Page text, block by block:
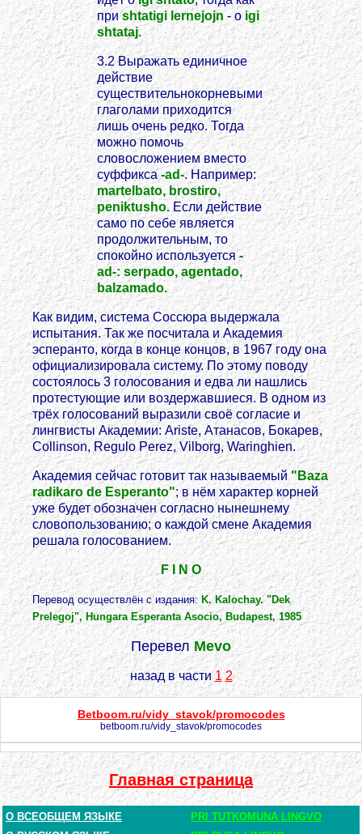
приshtatigi lernejojn- оigi
shtataj.
3.2 Выражать единичное
действие
существительнокорневыми
глаголами приходится
лишь очень редко. Тогда
можно помочь
словосложением вместо
суффикса-ad-. Например:
martelbato, brostiro,
peniktusho. Если действие
само по себе является
продолжительным, то
спокойно используется-
ad-: serpado, agentado,
balzamado.
Как видим, система Соссюра выдержала
испытания. Так же посчитала и Академия
эсперанто, когда в конце концов, в 1967 году она
официализировала систему. По этому поводу
состоялось 3 голосования и едва ли нашлись
протестующие или воздержавшиеся. В одном из
трёх голосований выразили своё согласие и
лингвисты Академии: Ariste, Атанасов, Бокарев,
Collinson, Regulo Perez, Vilborg, Waringhien.
Академия сейчас готовит так называемый "Baza
radikaro de Esperanto"; в нём характер корней
уже будет обозначен согласно нынешнему
словопользованию; о каждой смене Академия
решала голосованием.
F I N O
Перевод осуществлён с издания: K. Kalochay. "Dek
Prelegoj", Hungara Esperanta Asocio, Budapest, 1985
ПеревелMevo
назад в части1 2
Betboom.ru/vidy_stavok/promocodes
betboom.ru/vidy_stavok/promocodes
Главная страница
О ВСЕОБЩЕМ ЯЗЫКЕ
PRI TUTKOMUNA LINGVO